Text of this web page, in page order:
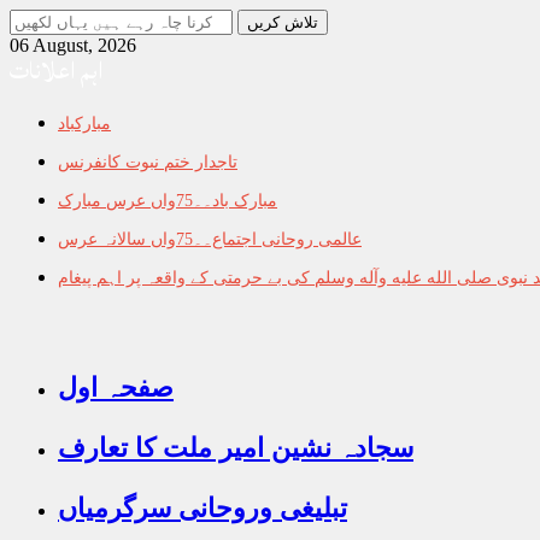
جو
تلاش
یہاں
06 August, 2026
اہم اعلانات
مبارکباد
تاجدار ختم نبوت کانفرنس
مبارک باد۔۔75واں عرس مبارک
عالمی روحانی اجتماع۔۔75واں سالانہ عرس
نبوی صلى الله عليه وآله وسلم کی بے حرمتی کے واقعہ پر اہم پیغام
صفحہ اول
سجادہ نشین امیر ملت کا تعارف
تبلیغی وروحانی سرگرمیاں